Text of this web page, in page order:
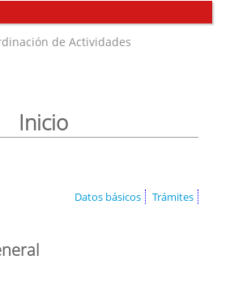
de Actividades
Inicio
Datos básicos Trámites